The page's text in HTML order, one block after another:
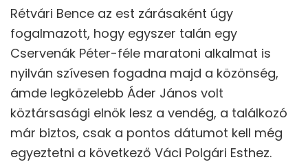
Rétvári Bence az est zárásaként úgy
fogalmazott, hogy egyszer talán egy
Cservenák Péter-féle maratoni alkalmat is
nyilván szívesen fogadna majd a közönség,
ámde legközelebb Áder János volt
köztársasági elnök lesz a vendég, a találkozó
már biztos, csak a pontos dátumot kell még
egyeztetni a következő Váci Polgári Esthez.